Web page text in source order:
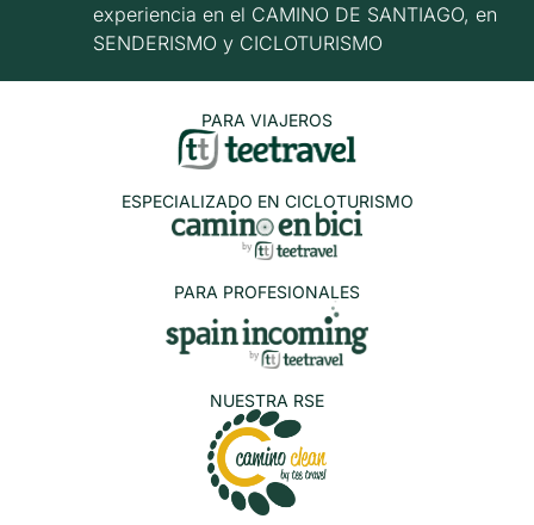
experiencia en el CAMINO DE SANTIAGO, en
SENDERISMO y CICLOTURISMO
PARA VIAJEROS
ESPECIALIZADO EN CICLOTURISMO
PARA PROFESIONALES
NUESTRA RSE